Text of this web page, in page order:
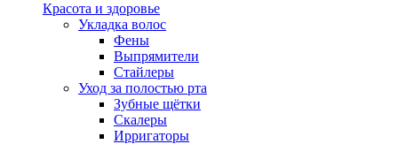
Красота и здоровье
Укладка волос
Фены
Выпрямители
Стайлеры
Уход за полостью рта
Зубные щётки
Скалеры
Ирригаторы